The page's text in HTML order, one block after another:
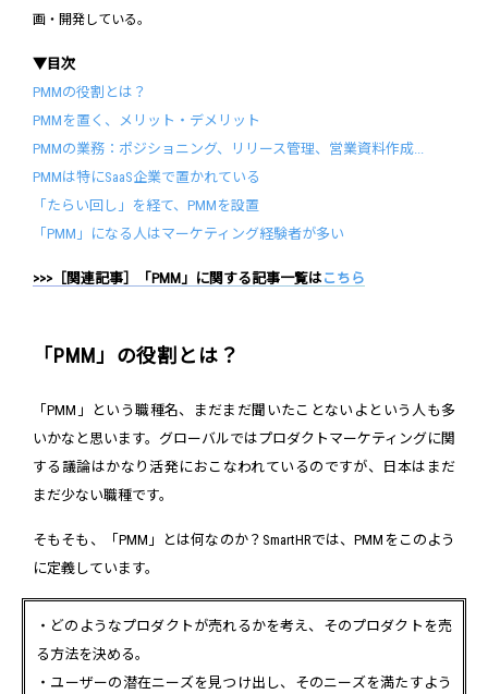
画・開発している。
▼目次
PMMの役割とは？
PMMを置く、メリット・デメリット
PMMの業務：ポジショニング、リリース管理、営業資料作成...
PMMは特にSaaS企業で置かれている
「たらい回し」を経て、PMMを設置
「PMM」になる人はマーケティング経験者が多い
>>>［関連記事］「PMM」に関する記事一覧は こちら
「PMM」の役割とは？
「PMM」という職種名、まだまだ聞いたことないよという人も多
いかなと思います。グローバルではプロダクトマーケティングに関
する議論はかなり活発におこなわれているのですが、日本はまだ
まだ少ない職種です。
そもそも、「PMM」とは何なのか？SmartHRでは、PMMをこのよう
に定義しています。
・どのようなプロダクトが売れるかを考え、そのプロダクトを売
る方法を決める。
・ユーザーの潜在ニーズを見つけ出し、そのニーズを満たすよう